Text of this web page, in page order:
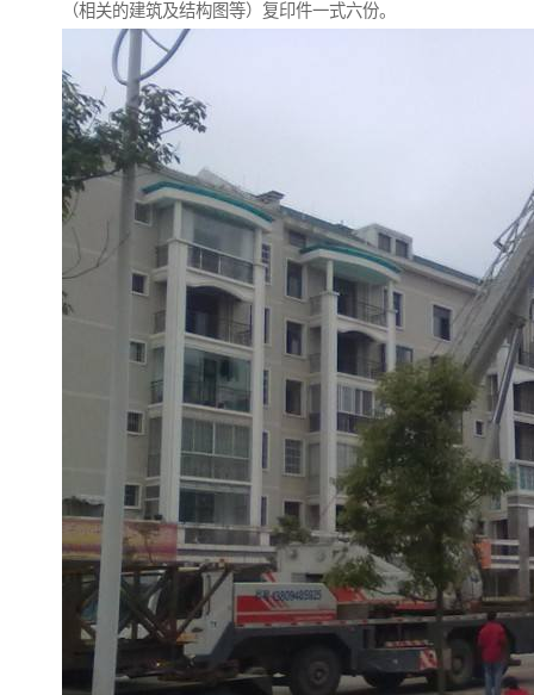
（相关的建筑及结构图等）复印件一式六份。